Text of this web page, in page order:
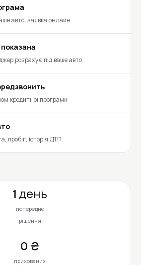
авто, заявка онлайн
показана
розрахує під ваше авто
кредитної програми
пробіг, історія ДТП
1 день
попереднє
рішення
0 ₴
прихованих